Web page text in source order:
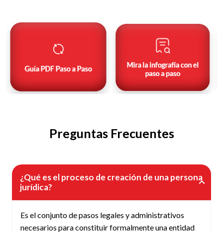
Preguntas Frecuentes
¿Qué es el proceso de creación de una persona
jurídica?
Es el conjunto de pasos legales y administrativos
necesarios para constituir formalmente una entidad